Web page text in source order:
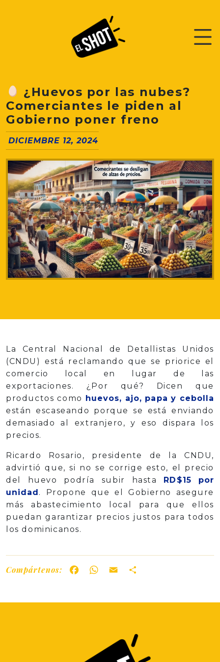
¿Huevos por las nubes?
Comerciantes le piden al
Gobierno poner freno
DICIEMBRE 12, 2024
La Central Nacional de Detallistas Unidos
(CNDU) está reclamando que se priorice el
comercio local en lugar de las
exportaciones. ¿Por qué? Dicen que
productos como huevos, ajo, papa y cebolla
están escaseando porque se está enviando
demasiado al extranjero, y eso dispara los
precios.
Ricardo Rosario, presidente de la CNDU,
advirtió que, si no se corrige esto, el precio
del huevo podría subir hasta RD$15 por
unidad. Propone que el Gobierno asegure
más abastecimiento local para que ellos
puedan garantizar precios justos para todos
los dominicanos.
Compártenos: FacebookWhatsApp
Email